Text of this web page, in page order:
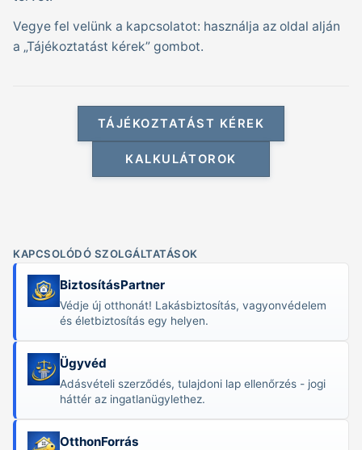
Vegye fel velünk a kapcsolatot: használja az oldal alján
a „Tájékoztatást kérek” gombot.
TÁJÉKOZTATÁST KÉREK
KALKULÁTOROK
KAPCSOLÓDÓ SZOLGÁLTATÁSOK
BiztosításPartner
Védje új otthonát! Lakásbiztosítás, vagyonvédelem
és élet­biztosítás egy helyen.
Ügyvéd
Adásvételi szerződés, tulajdoni lap ellenőrzés - jogi
háttér az ingatlanügylethez.
OtthonForrás